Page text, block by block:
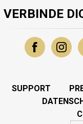
VERBINDE
SUPPORT